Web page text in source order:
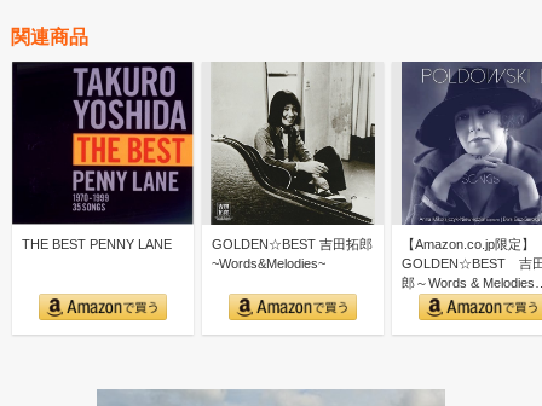
関連商品
THE BEST PENNY LANE
GOLDEN☆BEST 吉田拓郎
~Words&Melodies~
【Amazon.co.jp限定】
GOLDEN☆BEST 吉
郎～Words &